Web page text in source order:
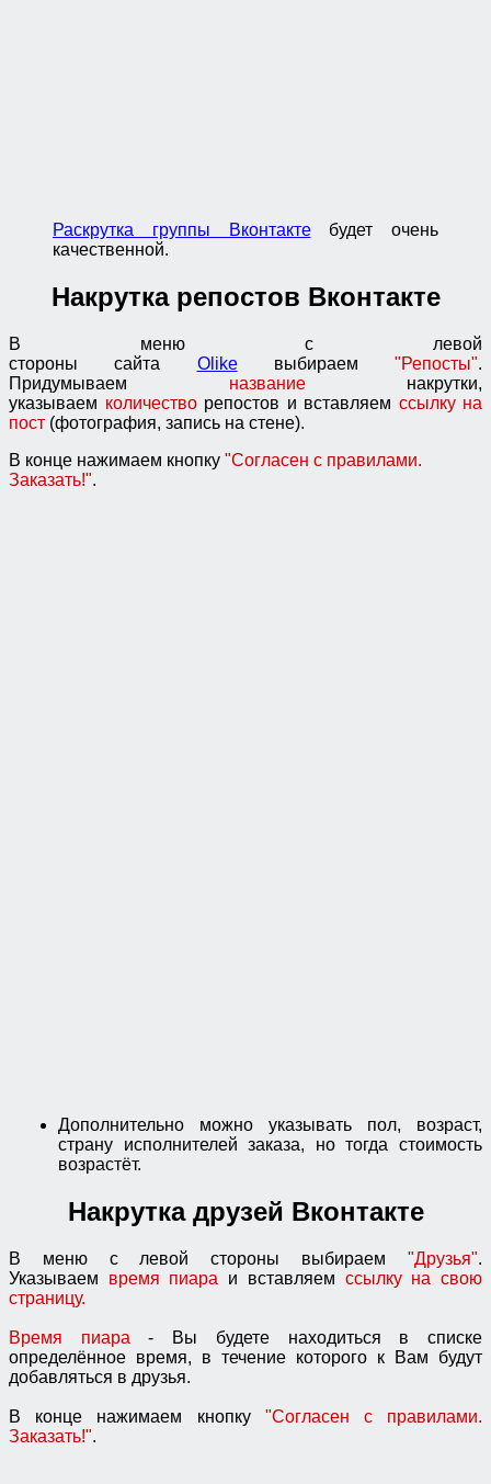
Раскрутка группы Вконтактебудет очень
качественной.
Накрутка репостов Вконтакте
В меню с левой
стороны сайта Olikeвыбираем "Репосты".
Придумываем название накрутки,
указываем количество репостов и вставляем ссылку на
пост (фотография, запись на стене).
В конце нажимаем кнопку "Согласен с правилами.
Заказать!".
Дополнительно можно указывать пол, возраст,
страну исполнителей заказа, но тогда стоимость
возрастёт.
Накрутка друзей Вконтакте
В меню с левой стороны выбираем "Друзья".
Указываем время пиара и вставляем ссылку на свою
страницу.
Время пиара - Вы будете находиться в списке
определённое время, в течение которого к Вам будут
добавляться в друзья.
В конце нажимаем кнопку "Согласен с правилами.
Заказать!".